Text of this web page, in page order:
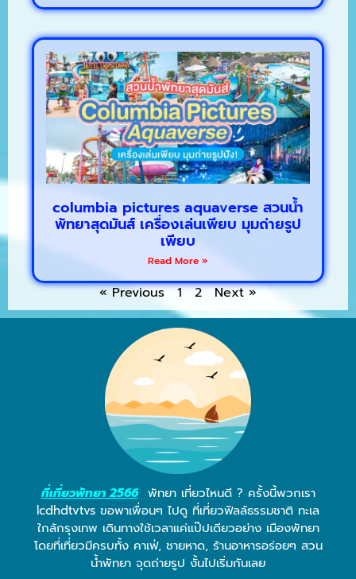
columbia pictures aquaverse สวนน้ำ
พัทยาสุดมันส์ เครื่องเล่นเพียบ มุมถ่ายรูป
เพียบ
Read More »
« Previous 1 2 Next »
ที่เที่ยวพัทยา 2566พัทยา เที่ยวไหนดี ? ครั้งนี้พวกเรา
lcdhdtvtvs ขอพาเพื่อนๆ ไปดู ที่เที่ยวฟิลล์ธรรมชาติ ทะเล
ใกล้กรุงเทพ เดินทางใช้เวลาแค่แป๊ปเดียวอย่าง เมืองพัทยา
โดยที่เที่ยวมีครบทั้ง คาเฟ่, ชายหาด, ร้านอาหารอร่อยๆ สวน
น้ำพัทยา จุดถ่ายรูป งั้นไปเริ่มกันเลย